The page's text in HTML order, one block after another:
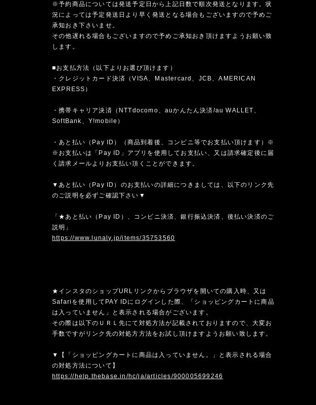
※予約商品については発送予定日から上記日数で順次発送となります。状
況によっては予定発送日より早く発送となる場合もございますので予めご
承知おき下さいませ。
その他遅れる場合もございますので予めご承知おき頂けますようお願い致
します。
■お支払方法（以下よりお選び頂けます）
・クレジットカード決済（VISA、Mastercard、JCB、AMERICAN
EXPRESS）
・携帯キャリア決済（NTTdocomo、auかんたん決済/au WALLET、
SoftBank、Y!mobile）
・あと払い（Pay ID）（商品到着後、コンビニ等でお支払い頂けます）※
※お支払いは「Pay ID」アプリを使用してお支払い、又は請求確定後に届
く請求メールよりお支払い頂くことができます。
▼あと払い（Pay ID）のお支払いの詳細につきましては、以下のリンク先
のご説明を必ずご確認下さい▼
「★あと払い（Pay ID）、コンビニ決済、銀行振込決済、後払い決済のご
説明」
https://www.lunaly.jp/items/35753560
★インスタのショップURLリンクからブラウザを開いての購入時、又は
Safariを使用してPAY IDにログインした際、「ショッピングカートに商品
は入っていません」と表示される場合がございます。
その際は以下のＵＲＬ先にて対処方法が記載されておりますので、大変お
手数ですがリンク先の対処方方法をお試し頂けますようお願い致します。
▼【「ショッピングカートに商品は入っていません。」と表示される場合
の対処方法について】
https://help.thebase.in/hc/ja/articles/900005699246